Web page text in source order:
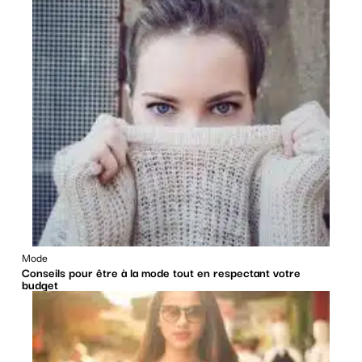
Mode
Conseils pour être à la mode tout en respectant votre
budget